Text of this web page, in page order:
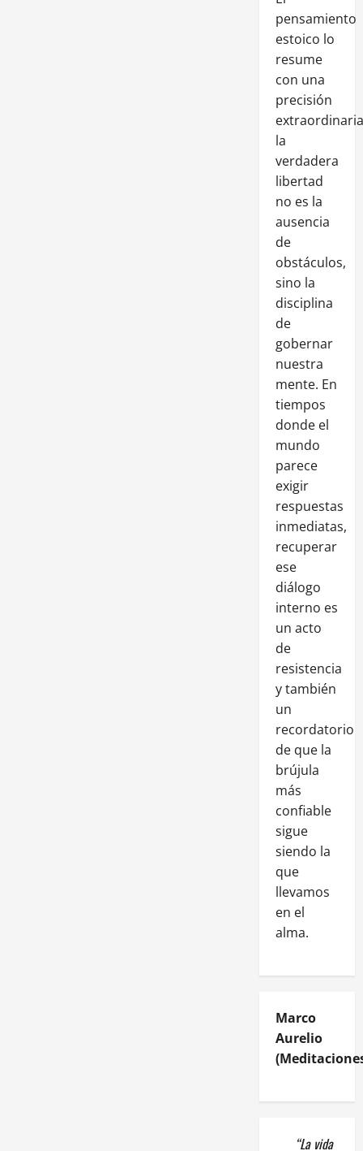
pensamiento
estoico lo
resume
con una
precisión
la
verdadera
libertad
no es la
ausencia
de
obstáculos,
sino la
disciplina
de
gobernar
nuestra
mente. En
tiempos
donde el
mundo
parece
exigir
respuestas
inmediatas,
recuperar
ese
diálogo
interno es
un acto
de
resistencia
y también
un
recordatorio
de que la
brújula
más
confiable
sigue
siendo la
que
llevamos
en el
alma.
Marco
Aurelio
“La vida